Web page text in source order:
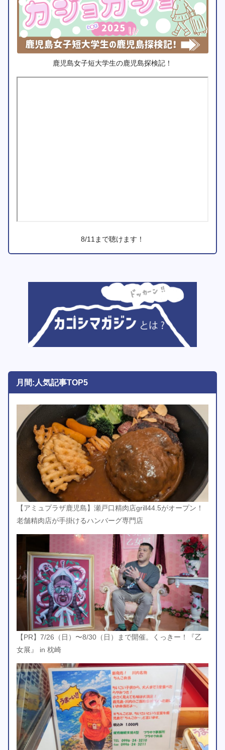
鹿児島女子短大学生の鹿児島探検記！
8/11まで聴けます！
月間:人気記事TOP5
【アミュプラザ鹿児島】瀬戸口精肉店grill44.5がオープン！
老舗精肉店が手掛けるハンバーグ専門店
【PR】7/26（日）〜8/30（日）まで開催。くっきー！『乙
女展』 in 枕崎